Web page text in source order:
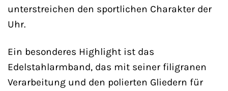
unterstreichen den sportlichen Charakter der
Uhr.
Ein besonderes Highlight ist das
Edelstahlarmband, das mit seiner filigranen
Verarbeitung und den polierten Gliedern für